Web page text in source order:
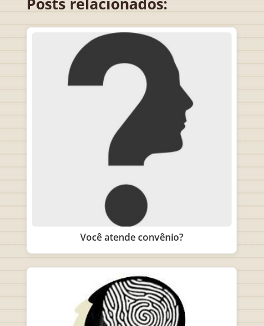
Você atende convênio?